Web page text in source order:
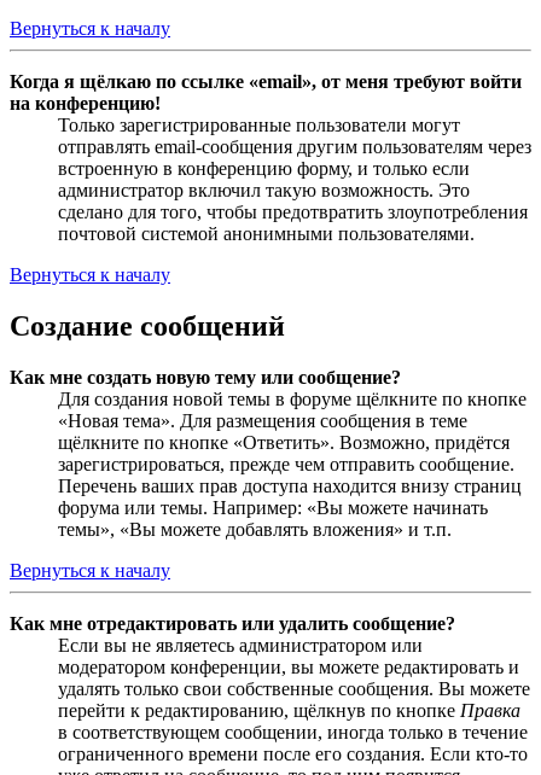
Вернуться к началу
Когда я щёлкаю по ссылке «email», от меня требуют войти
на конференцию!
Только зарегистрированные пользователи могут
отправлять email-сообщения другим пользователям через
встроенную в конференцию форму, и только если
администратор включил такую возможность. Это
сделано для того, чтобы предотвратить злоупотребления
почтовой системой анонимными пользователями.
Вернуться к началу
Создание сообщений
Как мне создать новую тему или сообщение?
Для создания новой темы в форуме щёлкните по кнопке
«Новая тема». Для размещения сообщения в теме
щёлкните по кнопке «Ответить». Возможно, придётся
зарегистрироваться, прежде чем отправить сообщение.
Перечень ваших прав доступа находится внизу страниц
форума или темы. Например: «Вы можете начинать
темы», «Вы можете добавлять вложения» и т.п.
Вернуться к началу
Как мне отредактировать или удалить сообщение?
Если вы не являетесь администратором или
модератором конференции, вы можете редактировать и
удалять только свои собственные сообщения. Вы можете
перейти к редактированию, щёлкнув по кнопке Правка
в соответствующем сообщении, иногда только в течение
ограниченного времени после его создания. Если кто-то